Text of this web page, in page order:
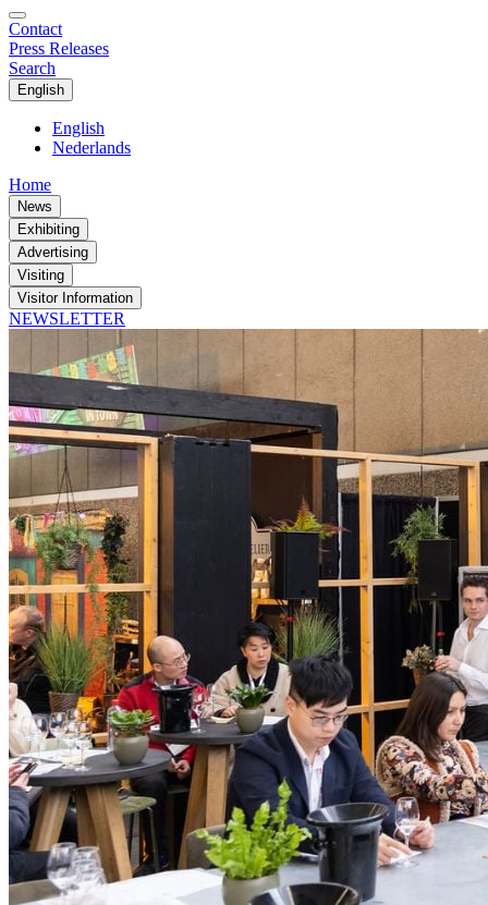
Contact
Press Releases
Search
English
English
Nederlands
Home
News
Exhibiting
Advertising
Visiting
Visitor Information
NEWSLETTER